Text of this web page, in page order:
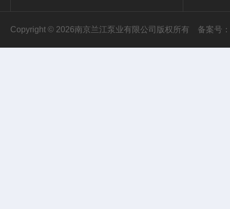
Copyright © 2026南京兰江泵业有限公司版权所有 备案号